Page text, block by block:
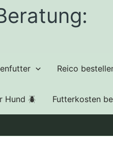
Reico
Hund 🪲 Futterkosten